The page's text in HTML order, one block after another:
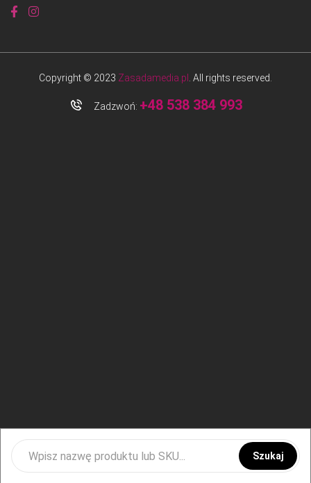
Szukaj
Copyright © 2023 Zasadamedia.pl . All rights reserved.
Zadzwoń: +48 538 384 993